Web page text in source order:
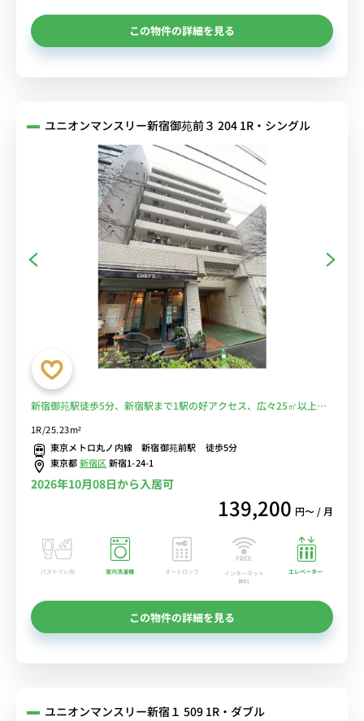
この物件の詳細を見る
ユニオンマンスリー新宿御苑前３ 204 1R・シングル
新宿御苑駅徒歩5分、新宿駅まで1駅の好アクセス、広々25㎡以上＆
中！
1R/25.23m²
東京メトロ丸ノ内線 新宿御苑前駅 徒歩5分
東京都新宿区新宿1-24-1
2026年10月08日から入居可
139,200 円〜 / 月
バストイレ別 室内洗濯機 オートロック
インターネット
無料
エレベーター
この物件の詳細を見る
ユニオンマンスリー新宿１ 509 1R・ダブル